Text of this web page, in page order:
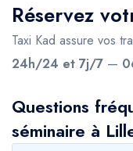
Réservez
Taxi Kad assure vos
24h/24 et 7j/7 —
Questions
séminaire à